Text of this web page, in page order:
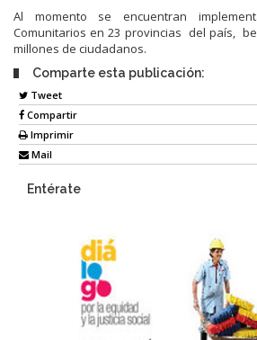
Al momento se encuentran
Comunitarios en 23 provincias del país,
millones de ciudadanos.
Comparte esta publicación:
Tweet
Compartir
Imprimir
Mail
Entérate